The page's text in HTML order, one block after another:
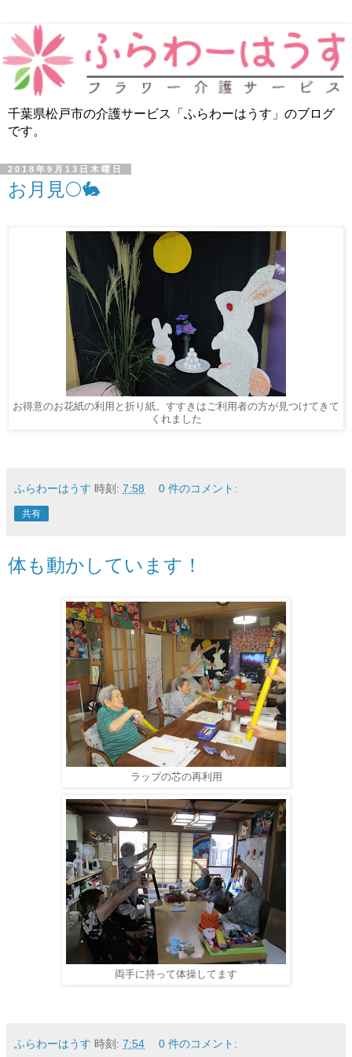
千葉県松戸市の介護サービス「ふらわーはうす」のブログ
です。
2018年9月13日木曜日
お月見🌕🐇
お得意のお花紙の利用と折り紙。すすきはご利用者の方が見つけてきて
くれました
ふらわーはうす 時刻: 7:58 0 件のコメント:
共有
体も動かしています！
ラップの芯の再利用
両手に持って体操してます
ふらわーはうす 時刻: 7:54 0 件のコメント: